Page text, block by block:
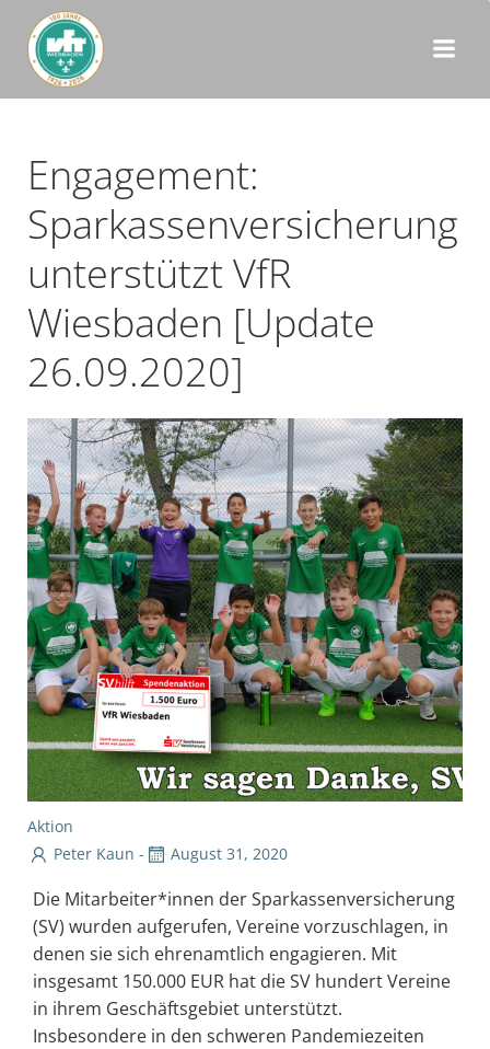
Engagement:
Sparkassenversicherung
unterstützt VfR
Wiesbaden [Update
26.09.2020]
Aktion
Peter Kaun - August 31, 2020
Die Mitarbeiter*innen der Sparkassenversicherung
(SV) wurden aufgerufen, Vereine vorzuschlagen, in
denen sie sich ehrenamtlich engagieren. Mit
insgesamt 150.000 EUR hat die SV hundert Vereine
in ihrem Geschäftsgebiet unterstützt.
Insbesondere in den schweren Pandemiezeiten